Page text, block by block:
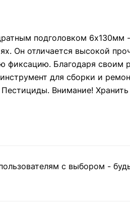
подголовком 6х130мм
Он отличается высокой
фиксацию. Благодаря своим
для сборки и
Внимание!
с выбором -